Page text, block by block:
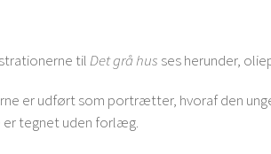
tilDet grå hus ses herunder,
er udført som portrætter, hvoraf den
er tegnet uden forlæg.